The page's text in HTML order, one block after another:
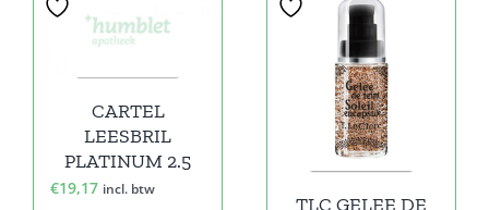
CARTEL
LEESBRIL
PLATINUM 2.5
€19,17 incl. btw
TLC GELEE DE